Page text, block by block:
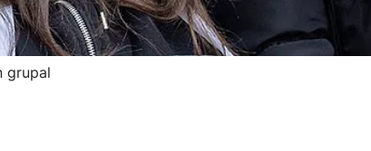
grupal